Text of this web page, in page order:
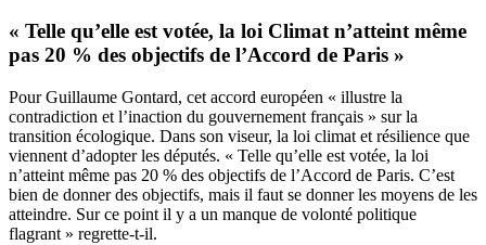
« Telle qu’elle est votée, la loi Climat n’atteint même
pas 20 % des objectifs de l’Accord de Paris »
Pour Guillaume Gontard, cet accord européen « illustre la
contradiction et l’inaction du gouvernement français » sur la
transition écologique. Dans son viseur, la loi climat et résilience que
viennent d’adopter les députés. « Telle qu’elle est votée, la loi
n’atteint même pas 20 % des objectifs de l’Accord de Paris. C’est
bien de donner des objectifs, mais il faut se donner les moyens de les
atteindre. Sur ce point il y a un manque de volonté politique
flagrant » regrette-t-il.